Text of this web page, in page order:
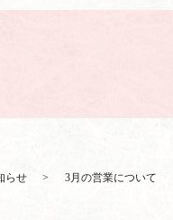
らせ 3月の営業について